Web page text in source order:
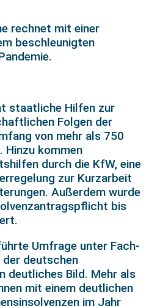
rechnet mit einer
beschleunigten
staatliche Hilfen zur
Folgen der
von mehr als 750
Hinzu kommen
durch die KfW, eine
zur Kurzarbeit
Außerdem wurde
bis
Umfrage unter Fach-
der deutschen
deutliches Bild. Mehr als
mit einem deutlichen
im Jahr